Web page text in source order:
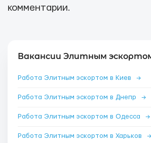
комментарии.
Вакансии Элитным
Работа Элитным эскортом в Киев →
Работа Элитным эскортом в Днепр →
Работа Элитным эскортом в Одесса →
Работа Элитным эскортом в Харьков →